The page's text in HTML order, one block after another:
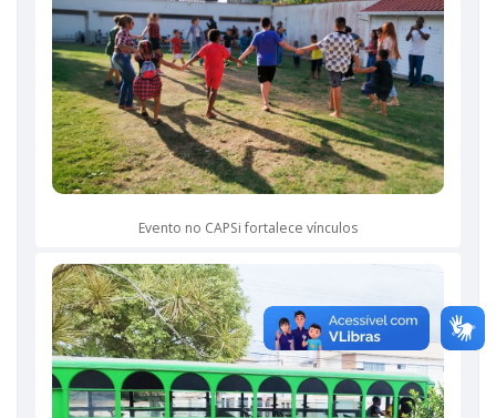
Evento no CAPSi fortalece vínculos